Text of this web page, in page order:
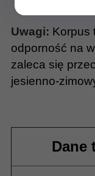
Uwagi: Korpus
odporność na
zaleca się
jesienno-
Dane